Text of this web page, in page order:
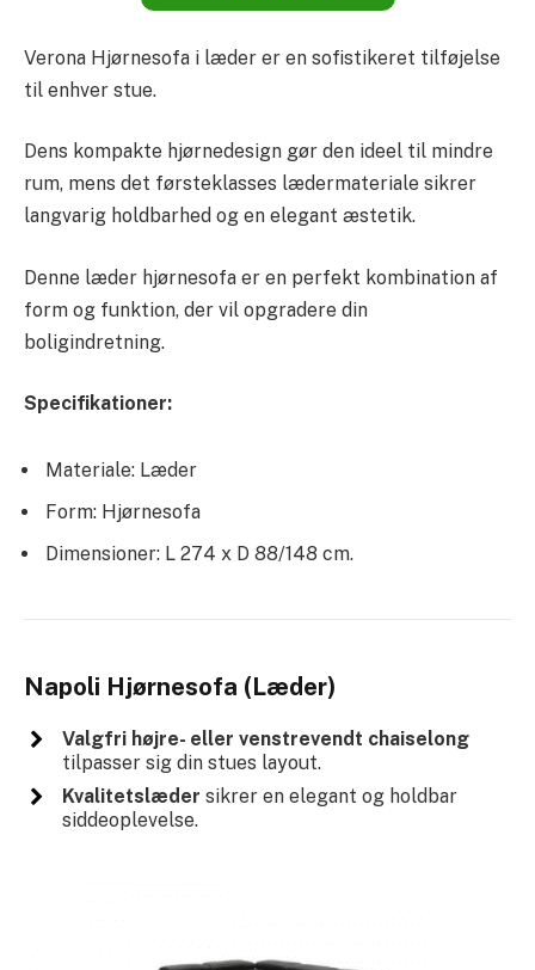
Verona Hjørnesofa i læder er en sofistikeret tilføjelse
til enhver stue.
Dens kompakte hjørnedesign gør den ideel til mindre
rum, mens det førsteklasses lædermateriale sikrer
langvarig holdbarhed og en elegant æstetik.
Denne læder hjørnesofa er en perfekt kombination af
form og funktion, der vil opgradere din
boligindretning.
Specifikationer:
Materiale: Læder
Form: Hjørnesofa
Dimensioner: L 274 x D 88/148 cm.
Napoli Hjørnesofa (Læder)
Valgfri højre- eller venstrevendt chaiselong
tilpasser sig din stues layout.
Kvalitetslæder sikrer en elegant og holdbar
siddeoplevelse.